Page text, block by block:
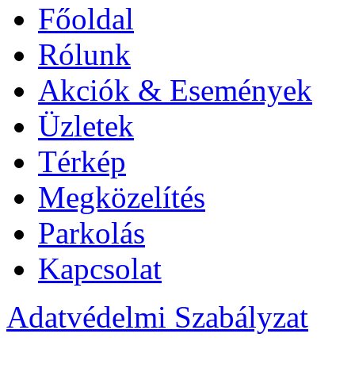
Főoldal
Rólunk
Akciók & Események
Üzletek
Térkép
Megközelítés
Parkolás
Kapcsolat
Adatvédelmi Szabályzat